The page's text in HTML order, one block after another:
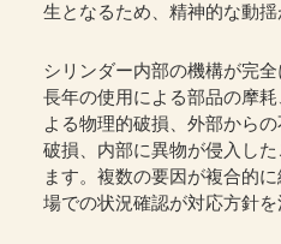
生となるため、精神的な動揺
シリンダー内部の機構が完全
長年の使用による部品の摩
よる物理的破損、外部から
破損、内部に異物が侵入し
ます。複数の要因が複合的
場での状況確認が対応方針を